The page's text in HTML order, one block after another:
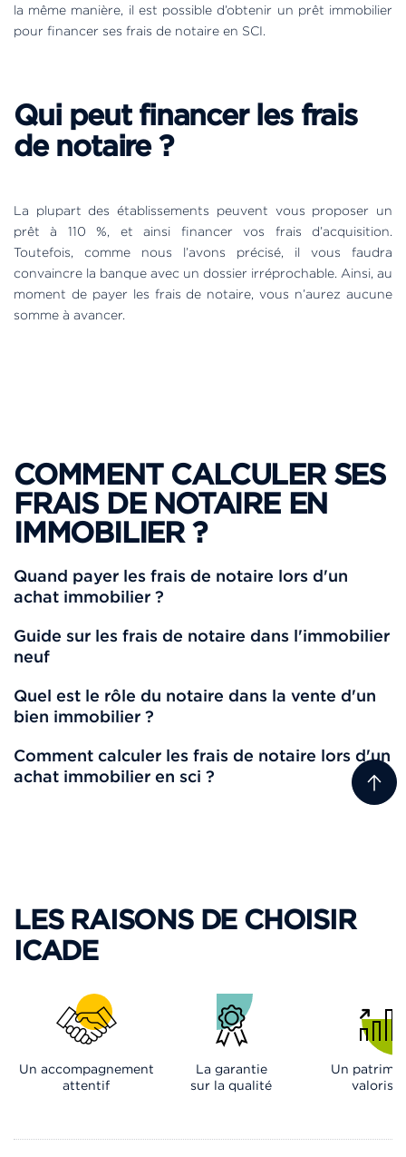
la même manière, il est possible d’obtenir un prêt immobilier
pour financer ses frais de notaire en SCI.
Qui peut financer les frais
de notaire ?
La plupart des établissements peuvent vous proposer un
prêt à 110 %, et ainsi financer vos frais d’acquisition.
Toutefois, comme nous l’avons précisé, il vous faudra
convaincre la banque avec un dossier irréprochable. Ainsi, au
moment de payer les frais de notaire, vous n’aurez aucune
somme à avancer.
COMMENT CALCULER SES
FRAIS DE NOTAIRE EN
IMMOBILIER ?
Quand payer les frais de notaire lors d'un
achat immobilier ?
Guide sur les frais de notaire dans l'immobilier
neuf
Quel est le rôle du notaire dans la vente d'un
bien immobilier ?
Comment calculer les frais de notaire lors d'un
achat immobilier en sci ?
LES RAISONS DE CHOISIR
ICADE
Un accompagnement
attentif
La garantie
sur la qualité
Un
valorisé